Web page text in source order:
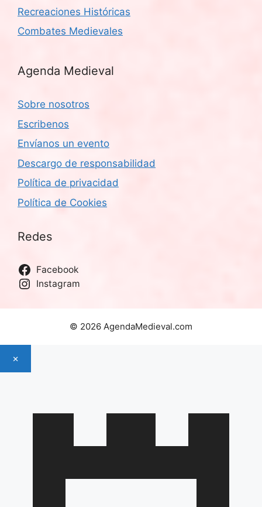
Recreaciones Históricas
Combates Medievales
Agenda Medieval
Sobre nosotros
Escribenos
Envíanos un evento
Descargo de responsabilidad
Política de privacidad
Política de Cookies
Redes
Facebook
Instagram
© 2026 AgendaMedieval.com
×